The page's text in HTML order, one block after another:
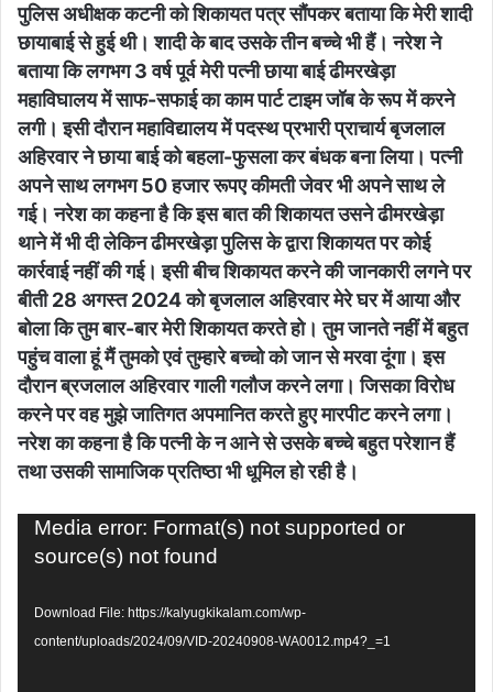
पुलिस अधीक्षक कटनी को शिकायत पत्र सौंपकर बताया कि मेरी शादी
छायाबाई से हुई थी। शादी के बाद उसके तीन बच्चे भी हैं। नरेश ने
बताया कि लगभग 3 वर्ष पूर्व मेरी पत्नी छाया बाई ढीमरखेड़ा
महाविघालय में साफ-सफाई का काम पार्ट टाइम जॉब के रूप में करने
लगी। इसी दौरान महाविद्यालय में पदस्थ प्रभारी प्राचार्य बृजलाल
अहिरवार ने छाया बाई को बहला-फुसला कर बंधक बना लिया। पत्नी
अपने साथ लगभग 50 हजार रूपए कीमती जेवर भी अपने साथ ले
गई। नरेश का कहना है कि इस बात की शिकायत उसने ढीमरखेड़ा
थाने में भी दी लेकिन ढीमरखेड़ा पुलिस के द्वारा शिकायत पर कोई
कार्रवाई नहीं की गई। इसी बीच शिकायत करने की जानकारी लगने पर
बीती 28 अगस्त 2024 को बृजलाल अहिरवार मेरे घर में आया और
बोला कि तुम बार-बार मेरी शिकायत करते हो। तुम जानते नहीं में बहुत
पहुंच वाला हूं मैं तुमको एवं तुम्हारे बच्चो को जान से मरवा दूंगा। इस
दौरान ब्रजलाल अहिरवार गाली गलौज करने लगा। जिसका विरोध
करने पर वह मुझे जातिगत अपमानित करते हुए मारपीट करने लगा।
नरेश का कहना है कि पत्नी के न आने से उसके बच्चे बहुत परेशान हैं
तथा उसकी सामाजिक प्रतिष्ठा भी धूमिल हो रही है।
Video
Player
Media error: Format(s) not supported or
source(s) not found
Download File: https://kalyugkikalam.com/wp-
content/uploads/2024/09/VID-20240908-WA0012.mp4?_=1